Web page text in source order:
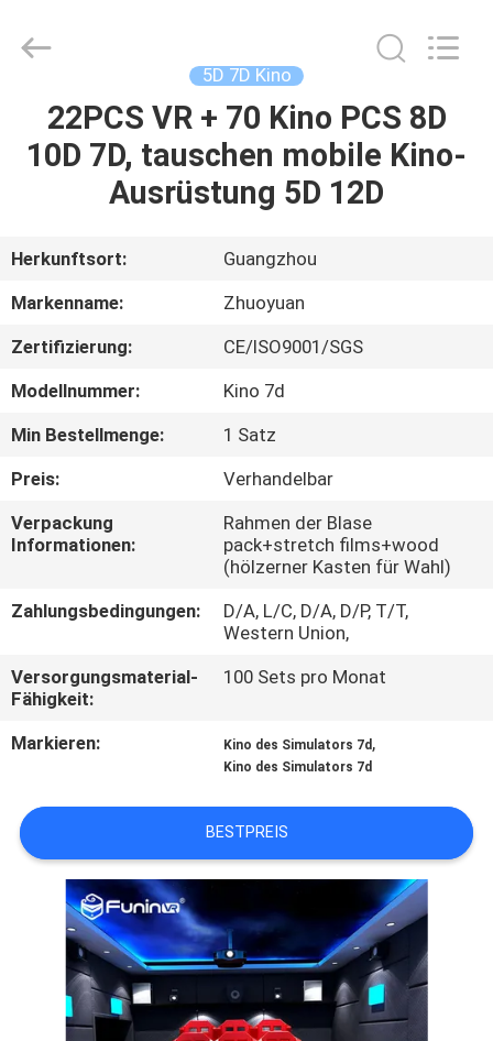
HEIM
PRODUKTE
VR
SHOW
ÜBER
UNS
FABRIK-
TOUR
QUALITÄTSKONTROLLE
UNS
NACHRICHTEN
FÄLLE
SITEMAP
PRIVACY
POLICY
Co.,Ltd.
5D 7D Kino
22PCS VR + 70 Kino PCS 8D
10D 7D, tauschen mobile Kino-
Ausrüstung 5D 12D
Herkunftsort:
Guangzhou
Markenname:
Zhuoyuan
Zertifizierung:
CE/ISO9001/SGS
Modellnummer:
Kino 7d
Min Bestellmenge:
1 Satz
Preis:
Verhandelbar
Verpackung
Informationen:
Rahmen der Blase
pack+stretch films+wood
(hölzerner Kasten für Wahl)
Zahlungsbedingungen:
D/A, L/C, D/A, D/P, T/T,
Western Union,
Versorgungsmaterial-
Fähigkeit:
100 Sets pro Monat
Markieren: Kino des Simulators 7d ,
Kino des Simulators 7d
BESTPREIS